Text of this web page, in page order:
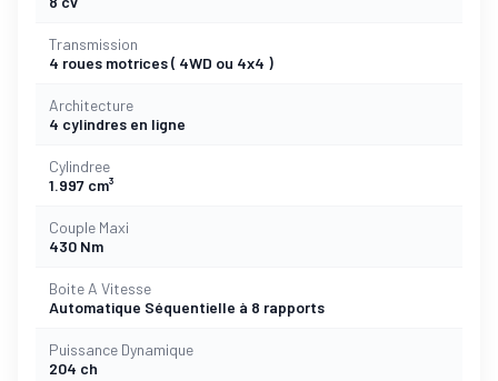
Transmission
4 roues motrices ( 4WD ou 4x4 )
Architecture
4 cylindres en ligne
Cylindree
1.997 cm³
Couple Maxi
430 Nm
Boite A Vitesse
Automatique Séquentielle à 8 rapports
Puissance Dynamique
204 ch